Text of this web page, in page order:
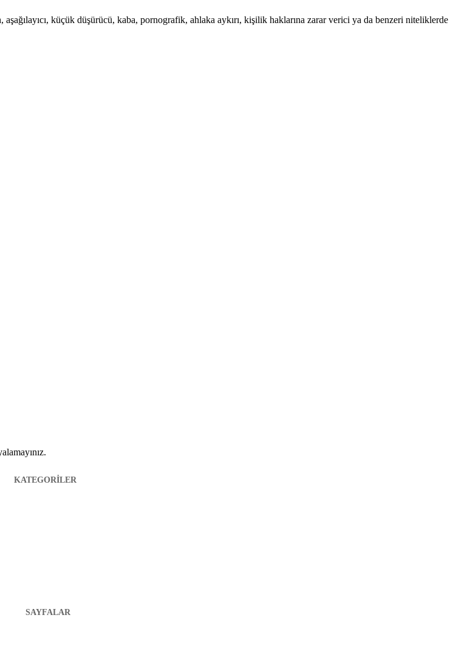
aşağılayıcı, küçük düşürücü, kaba, pornografik, ahlaka aykırı, kişilik haklarına zarar verici ya da benzeri niteliklerde
KATEGORİLER
SAYFALAR